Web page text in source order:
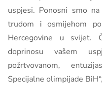
uspjesi. Ponosni smo
trudom i osmijehom
Hercegovine u svijet.
doprinosu vašem
požrtvovanom,
Specijalne olimpijade